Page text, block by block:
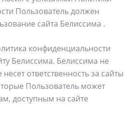
Пользователь должен
сайта Белиссима .
конфиденциальности
Белиссима. Белиссима не
ответственность за сайты
Пользователь может
доступным на сайте